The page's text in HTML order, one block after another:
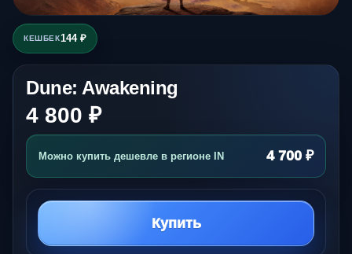
КЕШБЕК144 ₽
Dune: Awakening
4 800 ₽
Можно купить дешевле в регионе IN 4 700 ₽
Купить